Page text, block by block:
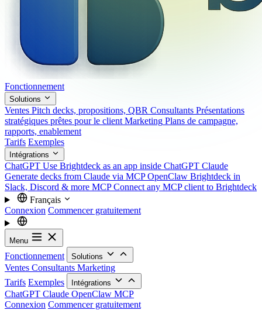
Fonctionnement
Solutions
Ventes Pitch decks, propositions, QBR Consultants Présentations
stratégiques prêtes pour le client Marketing Plans de campagne,
rapports, enablement
Tarifs Exemples
Intégrations
ChatGPT Use Brightdeck as an app inside ChatGPT Claude
Generate decks from Claude via MCP OpenClaw Brightdeck in
Slack, Discord & more MCP Connect any MCP client to Brightdeck
Français
Connexion Commencer gratuitement
Menu
Fonctionnement Solutions
Ventes Consultants Marketing
Tarifs Exemples Intégrations
ChatGPT Claude OpenClaw MCP
Connexion Commencer gratuitement